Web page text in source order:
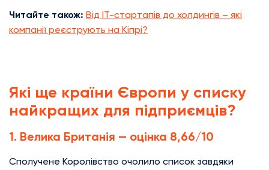
Читайте також: Від IT-стартапів до холдингів – які
компанії реєструють на Кіпрі?
Які ще країни Європи у списку
найкращих для підприємців?
1. Велика Британія — оцінка 8,66/10
Сполучене Королівство очолило список завдяки